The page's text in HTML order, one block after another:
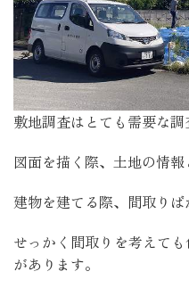
敷地調査はとても需要な調
図面を描く際、土地の情報
建物を建てる際、間取り
せっかく間取りを考えて
があります。